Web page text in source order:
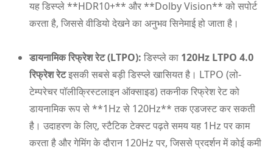
यह डिस्प्ले **HDR10+** और **Dolby Vision** को सपोर्ट
करता है, जिससे वीडियो देखने का अनुभव सिनेमाई हो जाता है।
डायनामिक रिफ्रेश रेट (LTPO): डिस्प्ले का 120Hz LTPO 4.0
रिफ्रेश रेटइसकी सबसे बड़ी डिस्प्ले खासियत है। LTPO (लो-
टेम्परेचर पॉलीक्रिस्टलाइन ऑक्साइड) तकनीक रिफ्रेश रेट को
डायनामिक रूप से **1Hz से 120Hz** तक एडजस्ट कर सकती
है। उदाहरण के लिए, स्टैटिक टेक्स्ट पढ़ते समय यह 1Hz पर काम
करता है और गेमिंग के दौरान 120Hz पर, जिससे प्रदर्शन में कोई कमी